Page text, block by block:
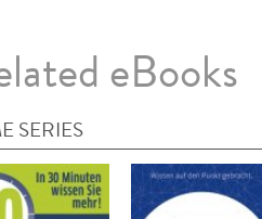
eBooks
SERIES